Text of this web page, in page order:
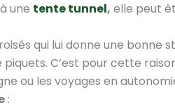
une tente tunnel, elle peut
qui lui donne une bonne
C’est pour cette
ou les voyages en
: